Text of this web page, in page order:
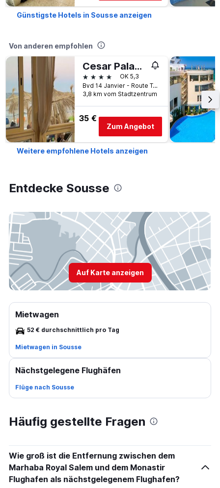
Günstigste Hotels in Sousse anzeigen
Von anderen empfohlen
Cesar Palace Sousse
4 Sterne
OK 5,3
Bvd 14 Janvier - Route Touristique, ., Sousse, Tunesien
3,8 km vom Stadtzentrum
35 €
Zum Angebot
Weitere empfohlene Hotels anzeigen
Entdecke Sousse
Auf Karte anzeigen
Mietwagen
52 € durchschnittlich pro Tag
Mietwagen in Sousse
Nächstgelegene Flughäfen
Flüge nach Sousse
Häufig gestellte Fragen
Wie groß ist die Entfernung zwischen dem
Marhaba Royal Salem und dem Monastir
Flughafen als nächstgelegenem Flughafen?